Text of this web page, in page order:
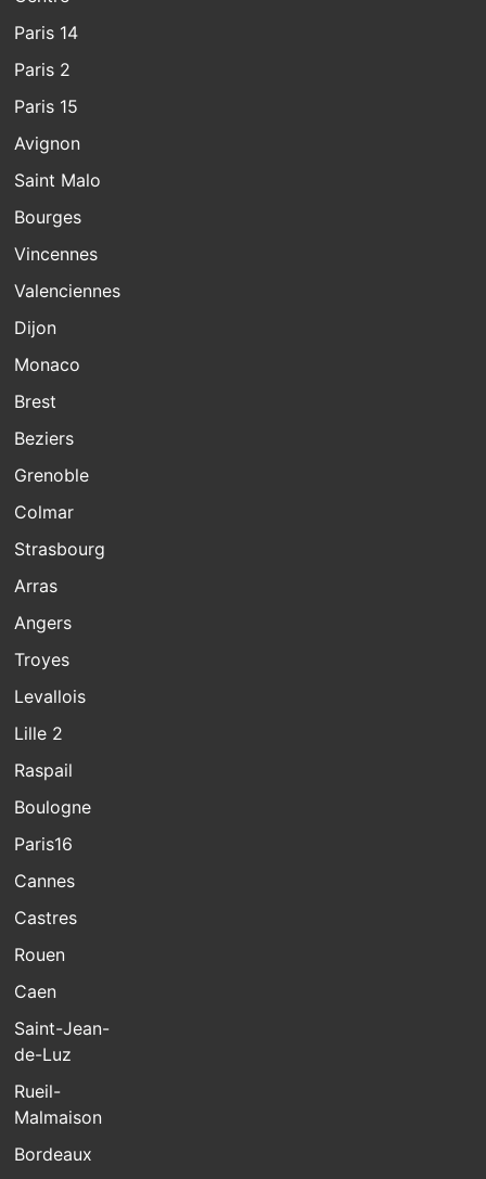
Paris 14
Paris 2
Paris 15
Avignon
Saint Malo
Bourges
Vincennes
Valenciennes
Dijon
Monaco
Brest
Beziers
Grenoble
Colmar
Strasbourg
Arras
Angers
Troyes
Levallois
Lille 2
Raspail
Boulogne
Paris16
Cannes
Castres
Rouen
Caen
Saint-Jean-
de-Luz
Rueil-
Malmaison
Bordeaux